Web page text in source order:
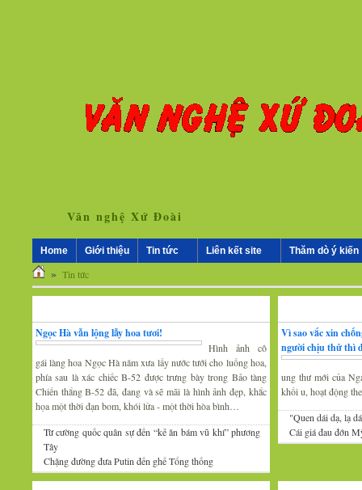
Văn nghệ Xứ Đoài
Home Giới thiệu Tin tức Liên kết site Thăm dò ý kiến
» Tin tức
Ngọc Hà vẫn lộng lẫy hoa tươi!
Hình ảnh cô
gái làng hoa Ngọc Hà năm xưa lấy nước tưới cho luống hoa,
phía sau là xác chiếc B-52 được trưng bày trong Bảo tàng
Chiến thắng B-52 đã, đang và sẽ mãi là hình ảnh đẹp, khắc
họa một thời đạn bom, khói lửa - một thời hòa bình…
Từ cường quốc quân sự đến “kẻ ăn bám vũ khí” phương
Tây
Chặng đường đưa Putin đến ghế Tổng thống
Vì sao vắc xin
người chịu thử thì
ung thư mới của
khối u, hoạt động
"Quen dái dạ, lạ
Cái giá đau đớn